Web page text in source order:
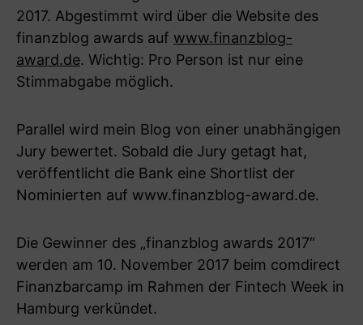
2017. Abgestimmt wird über die Website des
finanzblog awards auf www.finanzblog-
award.de. Wichtig: Pro Person ist nur eine
Stimmabgabe möglich.
Parallel wird mein Blog von einer unabhängigen
Jury bewertet. Sobald die Jury getagt hat,
veröffentlicht die Bank eine Shortlist der
Nominierten auf www.finanzblog-award.de.
Die Gewinner des „finanzblog awards 2017“
werden am 10. November 2017 beim comdirect
Finanzbarcamp im Rahmen der Fintech Week in
Hamburg verkündet.